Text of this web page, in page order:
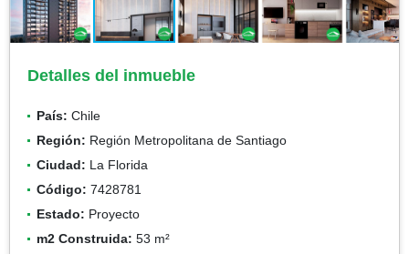
Detalles del inmueble
País: Chile
Región: Región Metropolitana de Santiago
Ciudad: La Florida
Código: 7428781
Estado: Proyecto
m2 Construida: 53 m²